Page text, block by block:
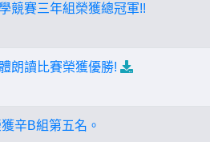
競賽三年組榮獲總冠軍!!
朗讀比賽榮獲優勝!
辛B組第五名。